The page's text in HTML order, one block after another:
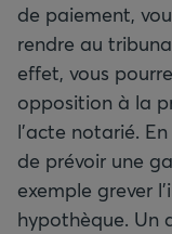
de paiement,
rendre au
effet, vous
opposition à la
l’acte notarié.
de prévoir une
exemple grever
hypothèque. Un